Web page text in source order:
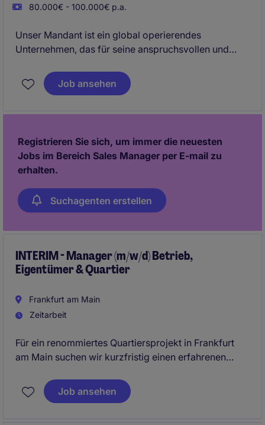
80.000€ - 100.000€ p.a.
Unser Mandant ist ein global operierendes
Unternehmen, das für seine anspruchsvollen und
Als einer der Top-Arbeitgeber Europas legt das
Unternehmen großen Wert auf die individuelle
Job ansehen
Registrieren Sie sich, um immer die neuesten
Jobs im Bereich Sales Manager per E-mail zu
erhalten.
Suchagenten erstellen
INTERIM - Manager (m/w/d) Betrieb,
Eigentümer & Quartier
Frankfurt am Main
Zeitarbeit
Für ein renommiertes Quartiersprojekt in Frankfurt
am Main suchen wir kurzfristig einen erfahrenen
Eigentümer-, Betreiber- und
Quartiersmanagementthemen. Die Rolle verbindet
Job ansehen